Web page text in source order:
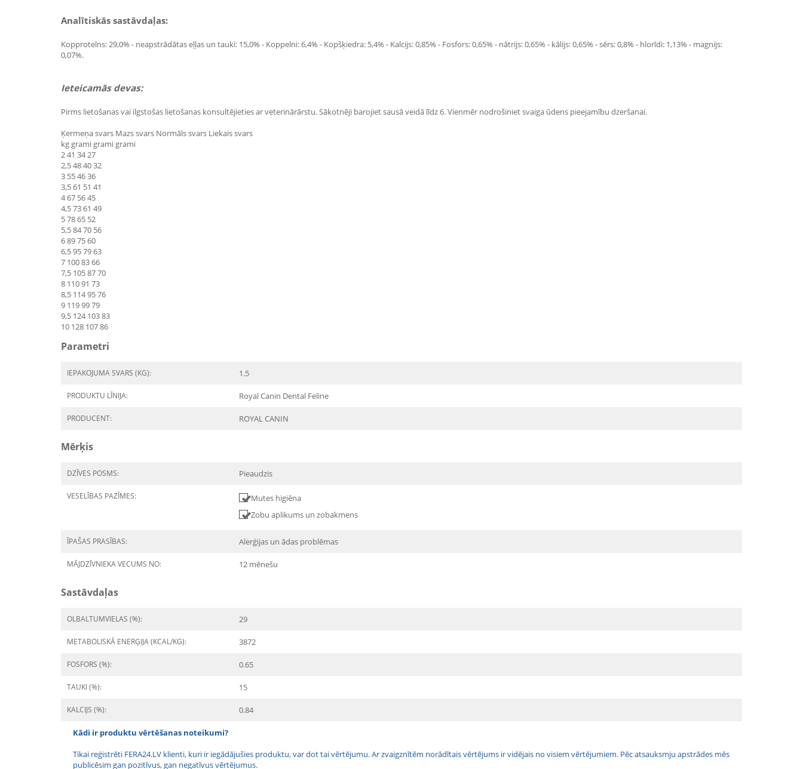
Analītiskās sastāvdaļas:
Kopproteīns: 29,0% - neapstrādātas eļļas un tauki: 15,0% - Koppelni: 6,4% - Kopšķiedra: 5,4% - Kalcijs: 0,85% - Fosfors: 0,65% - nātrijs: 0,65% - kālijs: 0,65% - sērs: 0,8% - hlorīdi: 1,13% - magnijs:
0,07%.
Ieteicamās devas:
Pirms lietošanas vai ilgstošas lietošanas konsultējieties ar veterinārārstu. Sākotnēji barojiet sausā veidā līdz 6. Vienmēr nodrošiniet svaiga ūdens pieejamību dzeršanai.
Ķermeņa svars Mazs svars Normāls svars Liekais svars
kg grami grami grami
2 41 34 27
2,5 48 40 32
3 55 46 36
3,5 61 51 41
4 67 56 45
4,5 73 61 49
5 78 65 52
5,5 84 70 56
6 89 75 60
6,5 95 79 63
7 100 83 66
7,5 105 87 70
8 110 91 73
8,5 114 95 76
9 119 99 79
9,5 124 103 83
10 128 107 86
Parametri
IEPAKOJUMA SVARS (KG): 1.5
PRODUKTU LĪNIJA: Royal Canin Dental Feline
PRODUCENT: ROYAL CANIN
Mērķis
DZĪVES POSMS: Pieaudzis
VESELĪBAS PAZĪMES:
Mutes higiēna
Zobu aplikums un zobakmens
ĪPAŠAS PRASĪBAS: Alerģijas un ādas problēmas
MĀJDZĪVNIEKA VECUMS NO: 12 mēnešu
Sastāvdaļas
OLBALTUMVIELAS (%): 29
METABOLISKĀ ENERĢIJA (KCAL/KG): 3872
FOSFORS (%): 0.65
TAUKI (%): 15
KALCIJS (%): 0.84
Kādi ir produktu vērtēšanas noteikumi?
Tikai reģistrēti FERA24.LV klienti, kuri ir iegādājušies produktu, var dot tai vērtējumu. Ar zvaigznītēm norādītais vērtējums ir vidējais no visiem vērtējumiem. Pēc atsauksmju apstrādes mēs
publicēsim gan pozitīvus, gan negatīvus vērtējumus.